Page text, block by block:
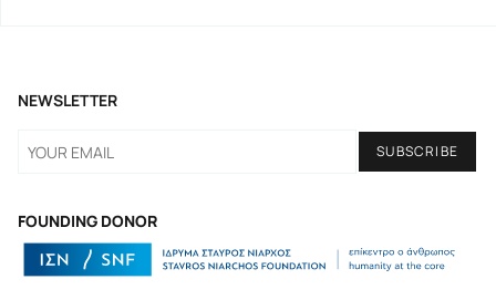
FOUNDING DONOR
NEWSLETTER